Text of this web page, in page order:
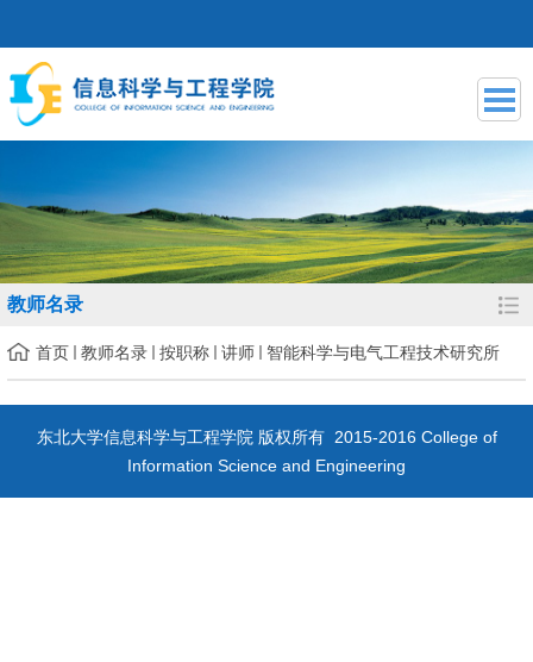
教师名录
首页 教师名录 按职称 讲师 智能科学与电气工程技术研究所
东北大学信息科学与工程学院 版权所有 2015-2016 College of
Information Science and Engineering